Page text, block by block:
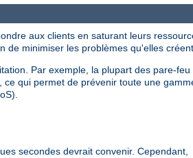
aux clients en saturant leurs
de minimiser les problèmes qu'elles créent.
Par exemple, la plupart des pare-feu
qui permet de prévenir toute une
secondes devrait convenir. Cependant,